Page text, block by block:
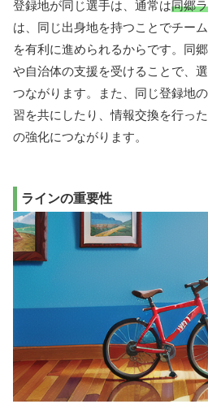
登録地が同じ選手は、通常は同郷
は、同じ出身地を持つことでチー
を有利に進められるからです。同
や自治体の支援を受けることで、
つながります。また、同じ登録地
習を共にしたり、情報交換を行っ
の強化につながります。
ラインの重要性